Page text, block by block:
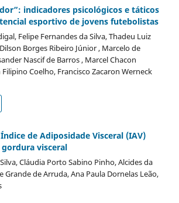
indicadores psicológicos e táticos
esportivo de jovens futebolistas
Felipe Fernandes da Silva, Thadeu Luiz
Borges Ribeiro Júnior , Marcelo de
Nascif de Barros , Marcel Chacon
Coelho, Francisco Zacaron Werneck
de Adiposidade Visceral (IAV)
visceral
Cláudia Porto Sabino Pinho, Alcides da
Grande de Arruda, Ana Paula Dornelas Leão,